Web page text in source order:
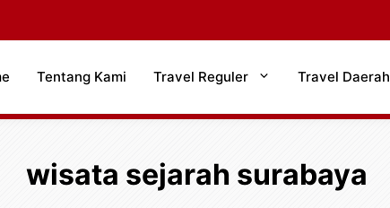
Tentang Kami Travel Reguler Travel Daerah
wisata sejarah surabaya